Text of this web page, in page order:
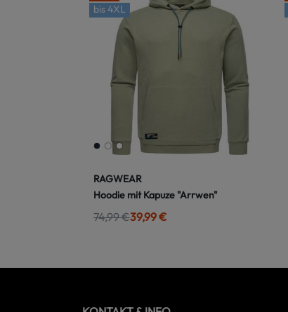
bis4XL
RAGWEAR
Hoodie mit Kapuze "Arrwen"
74,99 €39,99 €